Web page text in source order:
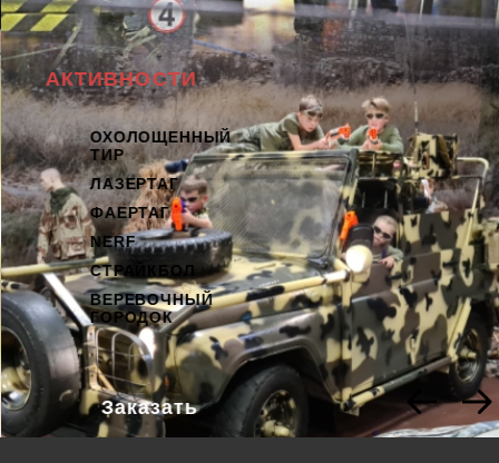
АКТИВНОСТИ
ОХОЛОЩЕННЫЙ
ТИР
ЛАЗЕРТАГ
ФАЕРТАГ
NERF
СТРАЙКБОЛ
ВЕРЕВОЧНЫЙ
ГОРОДОК
Заказать